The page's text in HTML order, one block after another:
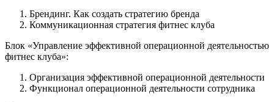
Брендинг. Как создать стратегию бренда
Коммуникационная стратегия фитнес клуба
Блок «Управление эффективной операционной деятельностью
фитнес клуба»:
Организация эффективной операционной деятельности
Функционал операционной деятельности сотрудника